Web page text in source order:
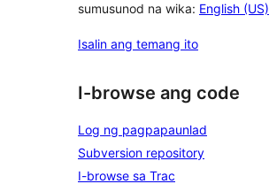
sumusunod na wika: English (US)
Isalin ang temang ito
I-browse ang code
Log ng pagpapaunlad
Subversion repository
I-browse sa Trac